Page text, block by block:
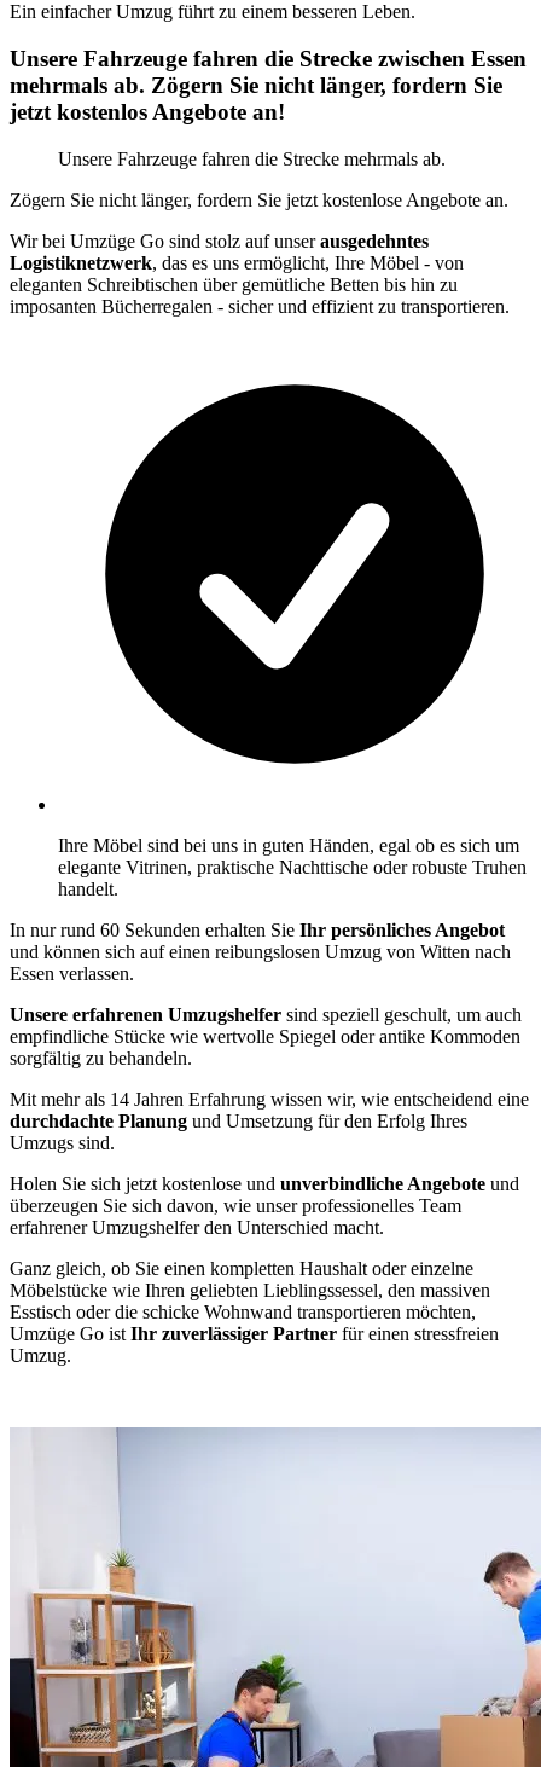
Ein einfacher Umzug führt zu einem besseren Leben.
Unsere Fahrzeuge fahren die Strecke zwischen Essen
mehrmals ab. Zögern Sie nicht länger, fordern Sie
jetzt kostenlos Angebote an!
Unsere Fahrzeuge fahren die Strecke mehrmals ab.
Zögern Sie nicht länger, fordern Sie jetzt kostenlose Angebote an.
Wir bei Umzüge Go sind stolz auf unserausgedehntes
Logistiknetzwerk, das es uns ermöglicht, Ihre Möbel - von
eleganten Schreibtischen über gemütliche Betten bis hin zu
imposanten Bücherregalen - sicher und effizient zu transportieren.
Ihre Möbel sind bei uns in guten Händen, egal ob es sich um
elegante Vitrinen, praktische Nachttische oder robuste Truhen
handelt.
In nur rund 60 Sekunden erhalten Sie Ihr persönliches Angebot
und können sich auf einen reibungslosen Umzug von Witten nach
Essen verlassen.
Unsere erfahrenen Umzugshelfer sind speziell geschult, um auch
empfindliche Stücke wie wertvolle Spiegel oder antike Kommoden
sorgfältig zu behandeln.
Mit mehr als 14 Jahren Erfahrung wissen wir, wie entscheidend eine
durchdachte Planung und Umsetzung für den Erfolg Ihres
Umzugs sind.
Holen Sie sich jetzt kostenlose und unverbindliche Angebote und
überzeugen Sie sich davon, wie unser professionelles Team
erfahrener Umzugshelfer den Unterschied macht.
Ganz gleich, ob Sie einen kompletten Haushalt oder einzelne
Möbelstücke wie Ihren geliebten Lieblingssessel, den massiven
Esstisch oder die schicke Wohnwand transportieren möchten,
Umzüge Go ist Ihr zuverlässiger Partner für einen stressfreien
Umzug.